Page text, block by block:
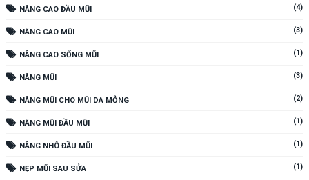
NÂNG CAO ĐẦU MŨI (4)
NÂNG CAO MŨI (3)
NÂNG CAO SỐNG MŨI (1)
NÂNG MŨI (3)
NÂNG MŨI CHO MŨI DA MỎNG (2)
NÂNG MŨI ĐẦU MŨI (1)
NÂNG NHÔ ĐẦU MŨI (1)
NẸP MŨI SAU SỬA (1)